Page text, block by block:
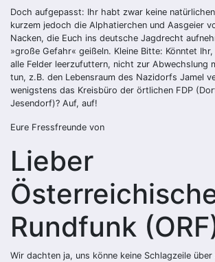
Doch aufgepasst: Ihr habt zwar keine
kurzem jedoch die Alphatierchen und Aasgeier
Nacken, die Euch ins deutsche Jagdrecht
»große Gefahr« geißeln. Kleine Bitte: Könntet
alle Felder leerzufuttern, nicht zur Abwechslung
tun, z.B. den Lebensraum des Nazidorfs Jamel
wenigstens das Kreisbüro der örtlichen FDP
Jesendorf)? Auf, auf!
Eure Fressfreunde von
Lieber
Rundfunk
Wir dachten ja, uns könne keine Schlagzeile